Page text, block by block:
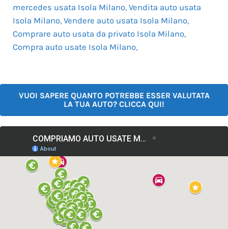
mercedes usata Isola Milano, Vendita auto usata
Isola Milano, Vendere auto usata Isola Milano,
Comprare auto usata da privato Isola Milano,
Compra auto usate Isola Milano,
VUOI SAPERE QUANTO POTREBBE ESSER VALUTATA
LA TUA AUTO? CLICCA QUI!